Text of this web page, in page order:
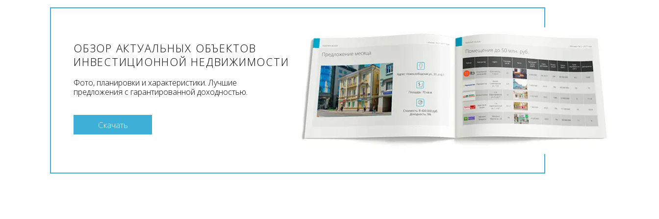
ОБЗОР АКТУАЛЬНЫХ ОБЪЕКТОВ
ИНВЕСТИЦИОННОЙ НЕДВИЖИМОСТИ
Фото, планировки и характеристики. Лучшие
предложения с гарантированной доходностью.
Скачать